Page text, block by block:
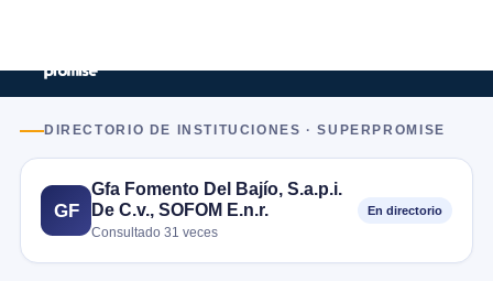
DIRECTORIO DE INSTITUCIONES · SUPERPROMISE
GF
Gfa Fomento Del Bajío, S.a.p.i.
De C.v., SOFOM E.n.r.
Consultado 31 veces
En directorio